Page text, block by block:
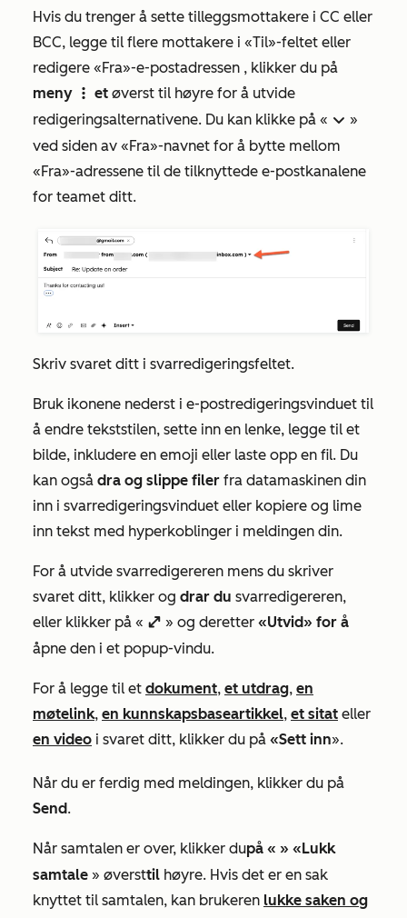
Hvis du trenger å sette tilleggsmottakere i CC eller
BCC, legge til flere mottakere i «Til»-feltet eller
redigere «Fra»-e-postadressen , klikker du på
meny
verticalMenu et øverst til høyre for å utvide
redigeringsalternativene. Du kan klikke på « down »
ved siden av «Fra»-navnet for å bytte mellom
«Fra»-adressene til de tilknyttede e-postkanalene
for teamet ditt.
Skriv svaret ditt i svarredigeringsfeltet.
Bruk ikonene nederst i e-postredigeringsvinduet til
å endre tekststilen, sette inn en lenke, legge til et
bilde, inkludere en emoji eller laste opp en fil. Du
kan også dra og slippe filer fra datamaskinen din
inn i svarredigeringsvinduet eller kopiere og lime
inn tekst med hyperkoblinger i meldingen din.
For å utvide svarredigereren mens du skriver
svaret ditt, klikker og drar du svarredigereren,
eller klikker på « enlarge » og deretter «Utvid» for å
åpne den i et popup-vindu.
For å legge til et dokument, et utdrag, en
møtelink, en kunnskapsbaseartikkel, et sitat eller
en video i svaret ditt, klikker du på «Sett inn».
Når du er ferdig med meldingen, klikker du på
Send.
Når samtalen er over, klikker dupå « » «Lukk
samtale » øversttil høyre. Hvis det er en sak
knyttet til samtalen, kan brukeren lukke saken og